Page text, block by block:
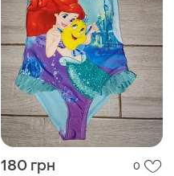
180 грн 0